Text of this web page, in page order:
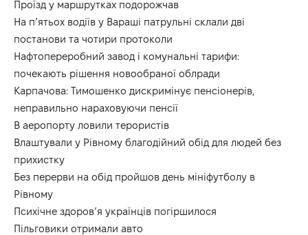
Проїзд у маршрутках подорожчав
На п’ятьох водіїв у Вараші патрульні склали дві
постанови та чотири протоколи
Нафтопереробний завод і комунальні тарифи:
почекають рішення новообраної облради
Карпачова: Тимошенко дискримінує пенсіонерів,
неправильно нараховуючи пенсії
В аеропорту ловили терористів
Влаштували у Рівному благодійний обід для людей без
прихистку
Без перерви на обід пройшов день мініфутболу в
Рівному
Психічне здоров’я українців погіршилося
Пільговики отримали авто